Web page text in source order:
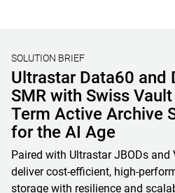
SOLUTION BRIEF
Unified File, Block,
Solutions for AI &
Learn how OSNexus & Western
and accelerate data-driven